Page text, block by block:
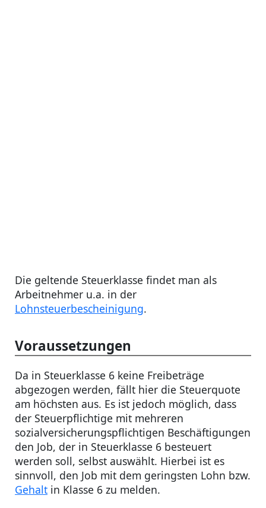
Die geltende Steuerklasse findet man als
Arbeitnehmer u.a. in der
Lohnsteuerbescheinigung.
Voraussetzungen
Da in Steuerklasse 6 keine Freibeträge
abgezogen werden, fällt hier die Steuerquote
am höchsten aus. Es ist jedoch möglich, dass
der Steuerpflichtige mit mehreren
sozialversicherungspflichtigen Beschäftigungen
den Job, der in Steuerklasse 6 besteuert
werden soll, selbst auswählt. Hierbei ist es
sinnvoll, den Job mit dem geringsten Lohn bzw.
Gehalt in Klasse 6 zu melden.